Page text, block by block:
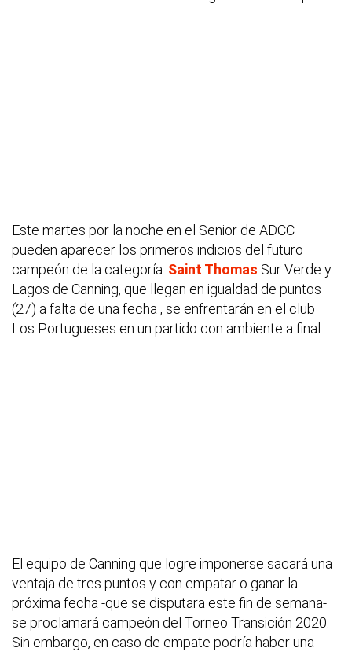
Este martes por la noche en el Senior de ADCC
pueden aparecer los primeros indicios del futuro
campeón de la categoría. Saint Thomas Sur Verde y
Lagos de Canning, que llegan en igualdad de puntos
(27) a falta de una fecha , se enfrentarán en el club
Los Portugueses en un partido con ambiente a final.
El equipo de Canning que logre imponerse sacará una
ventaja de tres puntos y con empatar o ganar la
próxima fecha -que se disputara este fin de semana-
se proclamará campeón del Torneo Transición 2020.
Sin embargo, en caso de empate podría haber una